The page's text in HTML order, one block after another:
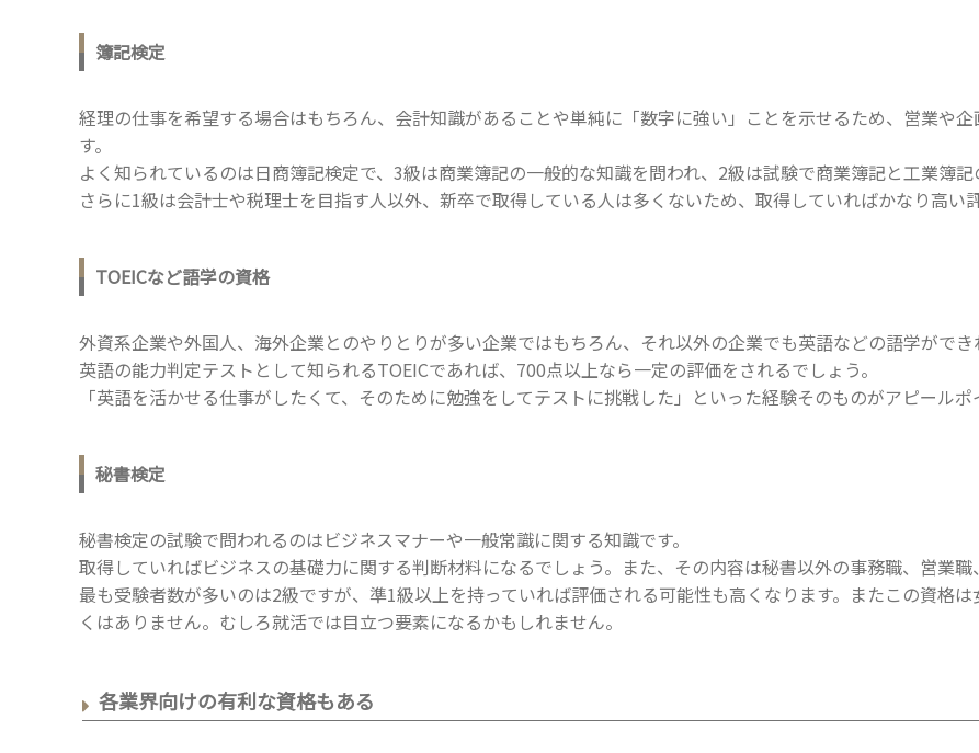
簿記検定
経理の仕事を希望する場合はもちろん、会計知識があることや単純に「数字に強い」ことを示せるため、営業や
す。
よく知られているのは日商簿記検定で、3級は商業簿記の一般的な知識を問われ、2級は試験で商業簿記と工業簿記
さらに1級は会計士や税理士を目指す人以外、新卒で取得している人は多くないため、取得していればかなり高い
TOEICなど語学の資格
外資系企業や外国人、海外企業とのやりとりが多い企業ではもちろん、それ以外の企業でも英語などの語学ができ
英語の能力判定テストとして知られるTOEICであれば、700点以上なら一定の評価をされるでしょう。
「英語を活かせる仕事がしたくて、そのために勉強をしてテストに挑戦した」といった経験そのものがアピールポ
秘書検定
秘書検定の試験で問われるのはビジネスマナーや一般常識に関する知識です。
取得していればビジネスの基礎力に関する判断材料になるでしょう。また、その内容は秘書以外の事務職、営業職
最も受験者数が多いのは2級ですが、準1級以上を持っていれば評価される可能性も高くなります。またこの資格
くはありません。むしろ就活では目立つ要素になるかもしれません。
各業界向けの有利な資格もある